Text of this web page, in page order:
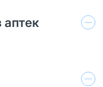
аптек